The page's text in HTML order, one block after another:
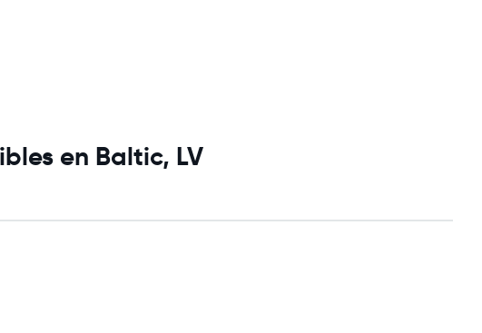
en Baltic, LV